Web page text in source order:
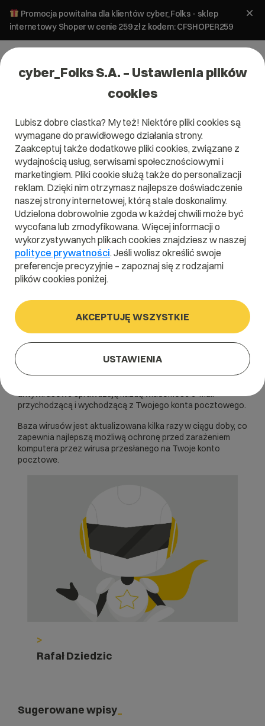
Promocja powitalna dla klientów cyber_Folks - sklep
internetowy Shoper w cenie 259 zł z kodem: CFSHOPER259
Pomoc»Poczta»Czy moje konta pocztowe są
zabezpieczone skanerem antywirusowym?
Czy moje konta pocztowe są
zabezpieczone skanerem
antywirusowym?
Poczta
Bezpieczeństwo
poczty
Artykuł dla panelu:
WebAs
Tak. Wszystkie serwery pocztowe na infrastrukturze
WebAs korzystają z sieci skanerów antywirusowych
antywirusowe sprawdzają każdą wiadomość e-mail
przychodzącą i wychodzącą z Twojego konta pocztowego.
Baza wirusów jest aktualizowana kilka razy w ciągu doby, co
zapewnia najlepszą możliwą ochronę przed zarażeniem
komputera przez wirusa przesłanego na Twoje konto
pocztowe.
>
Rafał Dziedzic
Sugerowane wpisy
cyber_Folks S.A. – Ustawienia plików
cookies
Lubisz dobre ciastka? My też! Niektóre pliki cookies są
wymagane do prawidłowego działania strony.
Zaakceptuj także dodatkowe pliki cookies, związane z
wydajnością usług, serwisami społecznościowymi i
marketingiem. Pliki cookie służą także do personalizacji
reklam. Dzięki nim otrzymasz najlepsze doświadczenie
naszej strony internetowej, którą stale doskonalimy.
Udzielona dobrowolnie zgoda w każdej chwili może być
wycofana lub zmodyfikowana. Więcej informacji o
wykorzystywanych plikach cookies znajdziesz w naszej
polityce prywatności. Jeśli wolisz określić swoje
preferencje precyzyjnie – zapoznaj się z rodzajami
plików cookies poniżej.
AKCEPTUJĘ WSZYSTKIE
USTAWIENIA